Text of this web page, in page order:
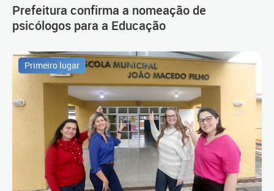
Prefeitura confirma a nomeação de
psicólogos para a Educação
Primeiro lugar